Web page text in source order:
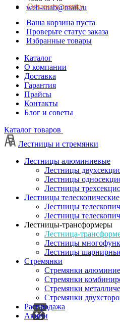
web-snab@mail.ru
Оставить заявку
Ваша корзина пуста
Проверьте статус заказа
Избранные товары
Каталог
О компании
Доставка
Гарантия
Прайсы
Контакты
Блог и советы
Каталог товаров
Лестницы и стремянки
Лестницы алюминиевые
Лестницы
Лестницы
Лестницы
Лестницы телескопические
Лестницы
Лестницы
Лестницы-трансформеры
Лестница-
Лестницы
Лестницы
Стремянки
Стремянки
Стремянки
Стремянки
Стремянки
Распродажа
Акции